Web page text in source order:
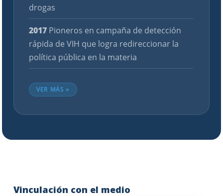
drogas
2017Pioneros en campaña de detección
rápida de VIH que logra redireccionar la
política pública en la materia
VER MÁS »
Vinculación con el medio